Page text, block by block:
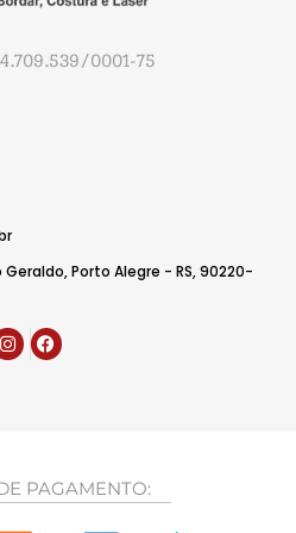
0001-75
Porto Alegre - RS, 90220-
PAGAMENTO: